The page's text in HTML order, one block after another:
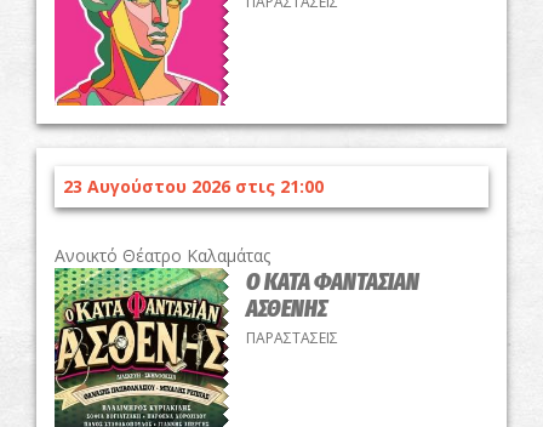
23 Αυγούστου 2026 στις 21:00
Ανοικτό Θέατρο Καλαμάτας
Ο ΚΑΤΑ ΦΑΝΤΑΣΙΑΝ
ΑΣΘΕΝΗΣ
ΠΑΡΑΣΤΑΣΕΙΣ